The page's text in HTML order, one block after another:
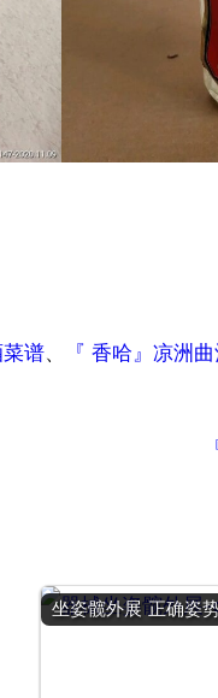
菜谱、 『 香哈』凉洲
坐姿髋外展 正确姿